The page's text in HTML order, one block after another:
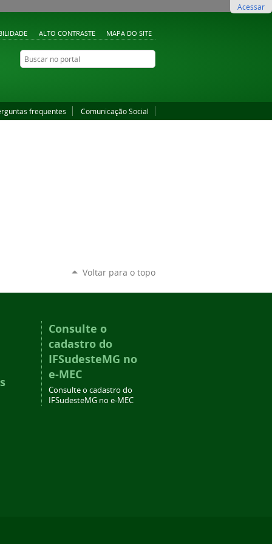
ALTO CONTRASTE MAPA DO SITE
Acessar
Buscar no portal
frequentes Comunicação Social
Voltar para o topo
Consulte o
cadastro do
IFSudesteMG no
e-MEC
Consulte o cadastro do
IFSudesteMG no e-MEC